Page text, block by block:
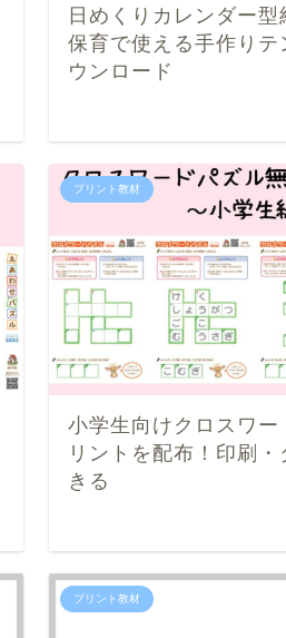
日めくりカレンダー型
保育で使える手作りテ
ウンロード
プリント教材
小学生向けクロスワ
リントを配布！印刷
きる
プリント教材